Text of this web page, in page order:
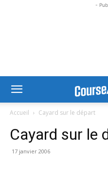
-
Accueil Cayard sur le départ
Cayard sur le
17 janvier 2006